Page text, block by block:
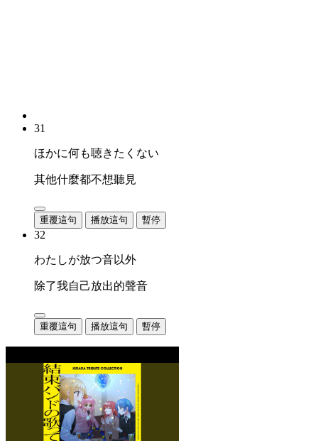
31
ほかに何も聴きたくない
其他什麼都不想聽見
重覆這句 播放這句 暫停
32
わたしが放つ音以外
除了我自己放出的聲音
重覆這句 播放這句 暫停